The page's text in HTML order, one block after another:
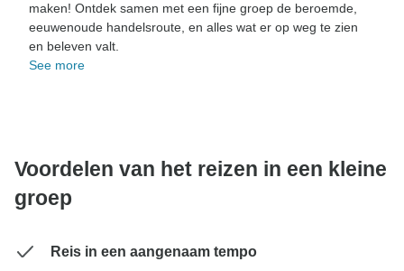
maken! Ontdek samen met een fijne groep de beroemde,
eeuwenoude handelsroute, en alles wat er op weg te zien
en beleven valt.
See more
Voordelen van het reizen in een kleine
groep
Reis in een aangenaam tempo